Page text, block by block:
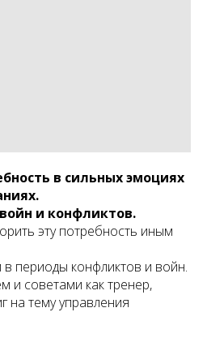
в сильных эмоциях
и конфликтов.
эту потребность иным
периоды конфликтов и войн.
и советами как тренер,
на тему управления